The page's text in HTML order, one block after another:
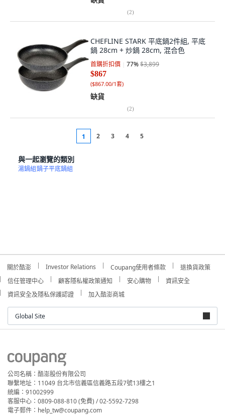
(2)
CHEFLINE STARK 平底鍋2件組, 平底
鍋 28cm + 炒鍋 28cm, 混合色
首購折扣價 77%$3,899
$867
($867.00/1套)
缺貨
(2)
1 2 3 4 5
與一起瀏覽的類別
湯鍋組鍋子平底鍋組
關於酷澎 Investor Relations Coupang使用者條款
退換貨政策
信任管理中心
顧客隱私權政策通知 安心購物
資訊安全
資訊安全及隱私保護認證
加入酷澎商城
Global Site
公司名稱：酷澎股份有限公司
聯繫地址：11049 台北市信義區信義路五段7號13樓之1
統編：91002999
客服中心：0809-088-810 (免費) / 02-5592-7298
電子郵件：help_tw@coupang.com